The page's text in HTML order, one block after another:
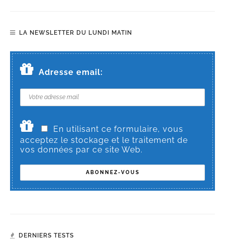
LA NEWSLETTER DU LUNDI MATIN
Adresse email:
En utilisant ce formulaire, vous
acceptez le stockage et le traitement de
vos données par ce site Web.
DERNIERS TESTS